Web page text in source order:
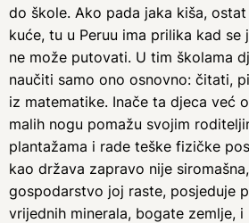
do škole. Ako pada jaka kiša,
kuće, tu u Peruu ima prilika kad se
ne može putovati. U tim školama
naučiti samo ono osnovno: čitati,
iz matematike. Inače ta djeca već
malih nogu pomažu svojim
plantažama i rade teške fizičke
kao država zapravo nije siromašna,
gospodarstvo joj raste, posjeduje
vrijednih minerala, bogate zemlje,